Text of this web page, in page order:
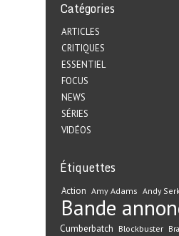
Catégories
ARTICLES
CRITIQUES
ESSENTIEL
FOCUS
NEWS
SÉRIES
VIDÉOS
Étiquettes
Action Amy Adams Andy
Bande
Cumberbatch Blockbuster